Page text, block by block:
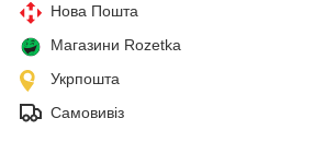
Нова Пошта
Магазини Rozetka
Укрпошта
Самовивіз